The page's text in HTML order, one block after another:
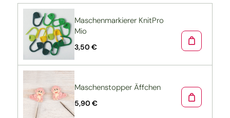
Maschenmarkierer KnitPro
Mio
3,50 €
Maschenstopper Äffchen
5,90 €